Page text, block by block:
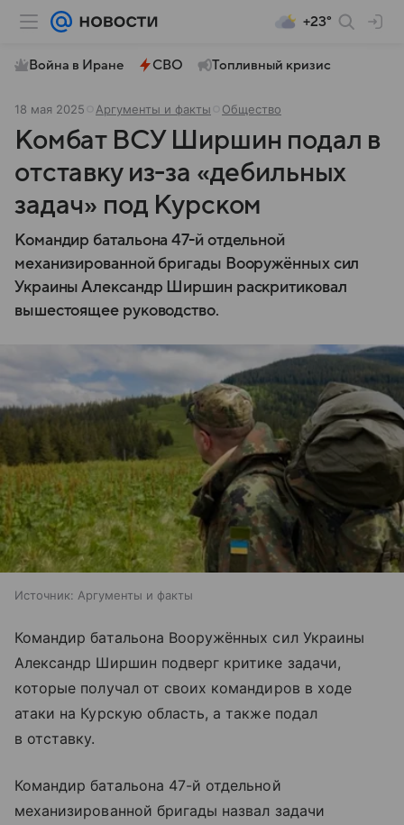
+23°
Война в Иране СВО Топливный кризис
18 мая 2025 Аргументы и факты Общество
Комбат ВСУ Ширшин подал в
отставку из-за «дебильных
задач» под Курском
Командир батальона 47-й отдельной
механизированной бригады Вооружённых сил
Украины Александр Ширшин раскритиковал
вышестоящее руководство.
Источник: Аргументы и факты
Командир батальона Вооружённых сил Украины
Александр Ширшин подверг критике задачи,
которые получал от своих командиров в ходе
атаки на Курскую область, а также подал
в отставку.
Командир батальона 47-й отдельной
механизированной бригады назвал задачи